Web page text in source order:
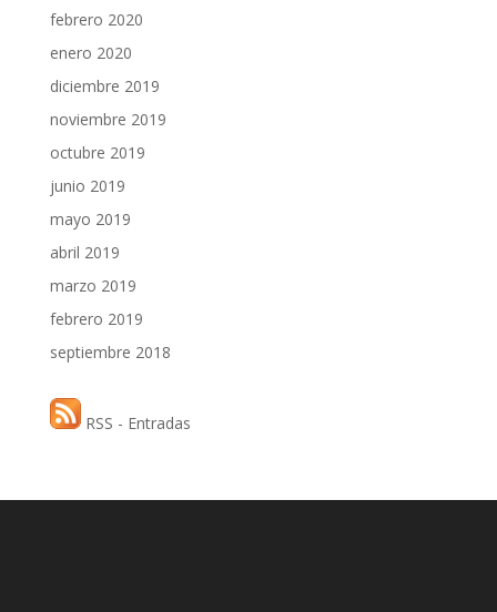
febrero 2020
enero 2020
diciembre 2019
noviembre 2019
octubre 2019
junio 2019
mayo 2019
abril 2019
marzo 2019
febrero 2019
septiembre 2018
RSS - Entradas